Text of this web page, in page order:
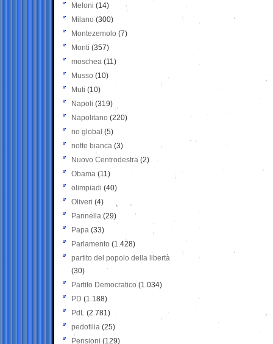
Meloni (14)
Milano (300)
Montezemolo (7)
Monti (357)
moschea (11)
Musso (10)
Muti (10)
Napoli (319)
Napolitano (220)
no global (5)
notte bianca (3)
Nuovo Centrodestra (2)
Obama (11)
olimpiadi (40)
Oliveri (4)
Pannella (29)
Papa (33)
Parlamento (1.428)
partito del popolo della libertà
(30)
Partito Democratico (1.034)
PD (1.188)
PdL (2.781)
pedofilia (25)
Pensioni (129)